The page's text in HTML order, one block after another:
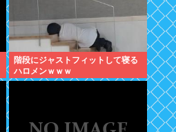
階段にジャストフィットして寝る
ハロメンｗｗｗ